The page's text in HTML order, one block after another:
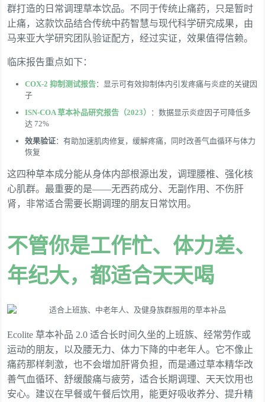
群打造的日常调理草本饮品。不同于传统止痛药，只是暂时
止痛，这款饮品结合传统中药智慧与现代科学研究成果，由
马来亚大学研究团队验证配方，经过实证，效果值得信赖。
临床报告重点如下：
COX-2 抑制测试报告：显示可有效抑制体内引发疼痛与炎症的关键因
子
ISN-COA 草本补品研究报告（2023）
：数据显示炎症因子可降低多
达 72%
效果验证：有助加速肌肉修复，缓解疼痛，同时改善气血循环与体力
恢复
这四种草本成分能从身体内部根源出发，调理腰椎、强化核
心肌群。最重要的是——无西药成分、无副作用、不伤肝
肾，非常适合需要长期调理的朋友日常饮用。
不管你是工作忙、体力差、
年纪大，都适合天天喝
Ecolite 草本补品 2.0 适合长时间久坐的上班族、经常劳作或
运动的朋友，以及腰无力、体力下降的中老年人。它不像止
痛药那样刺激，也不会增加肝肾负担，而是通过草本精华改
善气血循环、舒缓酸痛与疲劳，适合长期调理、天天饮用也
安心。建议在早餐或午餐后饮用，能更好吸收养分、提升精